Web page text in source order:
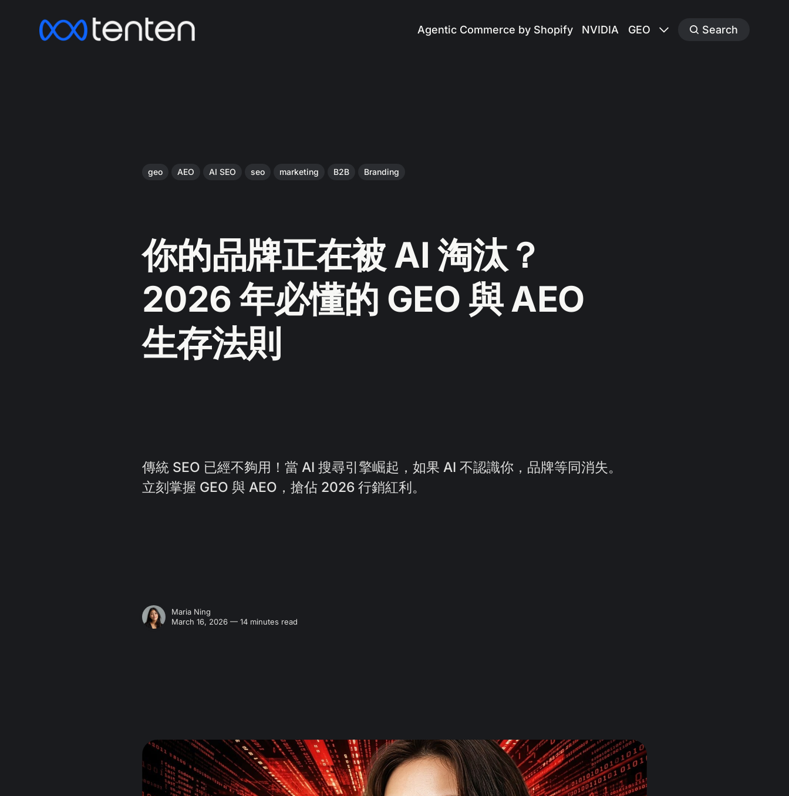
Agentic Commerce by Shopify NVIDIA GEO Search
geo AEO AI SEO seo marketing B2B Branding
你的品牌正在被 AI 淘汰？
2026 年必懂的 GEO 與 AEO
生存法則
傳統 SEO 已經不夠用！當 AI 搜尋引擎崛起，如果 AI 不認識你，品牌等同消失。
立刻掌握 GEO 與 AEO，搶佔 2026 行銷紅利。
Maria Ning
March 16, 2026 — 14 minutes read